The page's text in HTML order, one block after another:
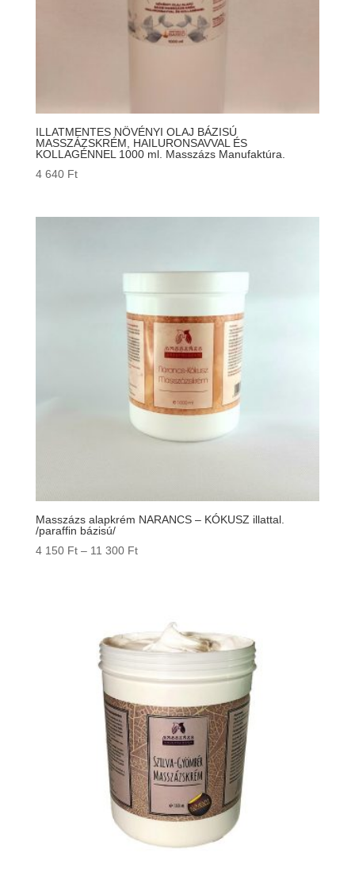
ILLATMENTES NÖVÉNYI OLAJ BÁZISÚ
MASSZÁZSKRÉM, HAILURONSAVVAL ÉS
KOLLAGÉNNEL 1000 ml. Masszázs Manufaktúra.
4 640 Ft
Masszázs alapkrém NARANCS – KÓKUSZ illattal.
/paraffin bázisú/
4 150 Ft – 11 300 FtÁrtartomány:
300 Ft